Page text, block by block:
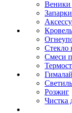
Веники
Стекло
Смеси
Розжиг
Чистка